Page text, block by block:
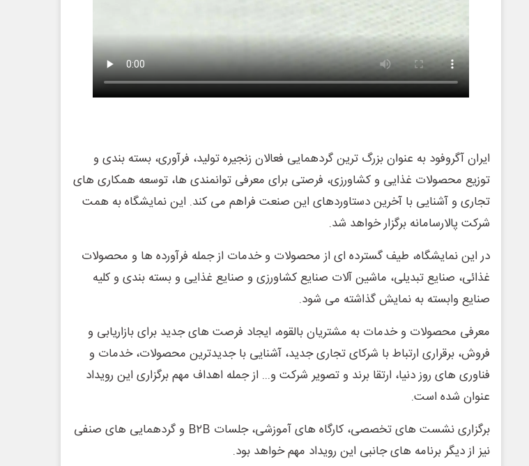
ایران آگروفود به عنوان بزرگ ترین گردهمایی فعالان زنجیره تولید، فرآوری، بسته بندی و
توزیع محصولات غذایی و کشاورزی، فرصتی برای معرفی توانمندی ها، توسعه همکاری های
تجاری و آشنایی با آخرین دستاوردهای این صنعت فراهم می کند. این نمایشگاه به همت
شرکت پالارسامانه برگزار خواهد شد.
در این نمایشگاه، طیف گسترده ای از محصولات و خدمات از جمله فرآورده ها و محصولات
غذائی، صنایع تبدیلی، ماشین آلات صنایع کشاورزی و صنایع غذایی و بسته بندی و کلیه
صنایع وابسته به نمایش گذاشته می شود.
معرفی محصولات و خدمات به مشتریان بالقوه، ایجاد فرصت های جدید برای بازاریابی و
فروش، برقراری ارتباط با شرکای تجاری جدید، آشنایی با جدیدترین محصولات، خدمات و
فناوری های روز دنیا، ارتقا برند و تصویر شرکت و... از جمله اهداف مهم برگزاری این رویداد
عنوان شده است.
برگزاری نشست های تخصصی، کارگاه های آموزشی، جلسات B۲B و گردهمایی های صنفی
نیز از دیگر برنامه های جانبی این رویداد مهم خواهد بود.